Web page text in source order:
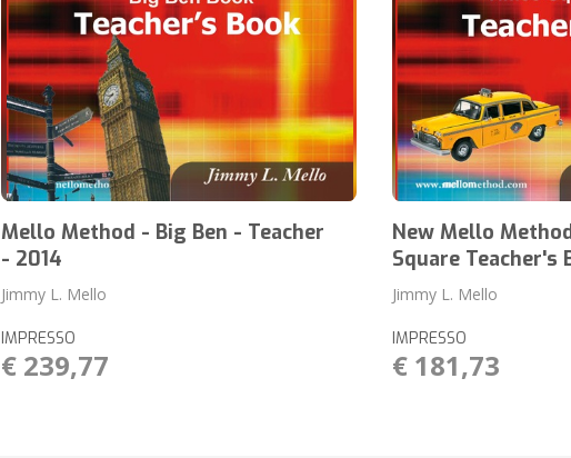
Mello Method - Big Ben - Teacher
- 2014
Jimmy L. Mello
IMPRESSO
€ 239,77
New Mello
Square Teacher's
Jimmy L. Mello
IMPRESSO
€ 181,73